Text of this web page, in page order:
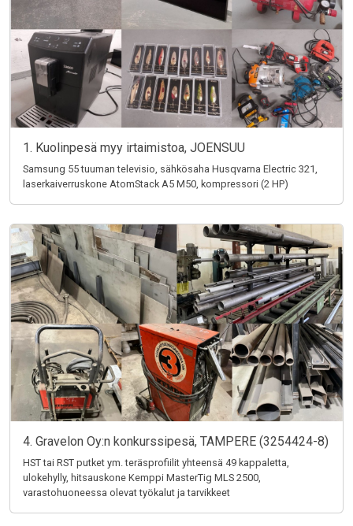
1. Kuolinpesä myy irtaimistoa, JOENSUU
Samsung 55 tuuman televisio, sähkösaha Husqvarna Electric 321,
laserkaiverruskone AtomStack A5 M50, kompressori (2 HP)
4. Gravelon Oy:n konkurssipesä, TAMPERE (3254424-8)
HST tai RST putket ym. teräsprofiilit yhteensä 49 kappaletta,
ulokehylly, hitsauskone Kemppi MasterTig MLS 2500,
varastohuoneessa olevat työkalut ja tarvikkeet